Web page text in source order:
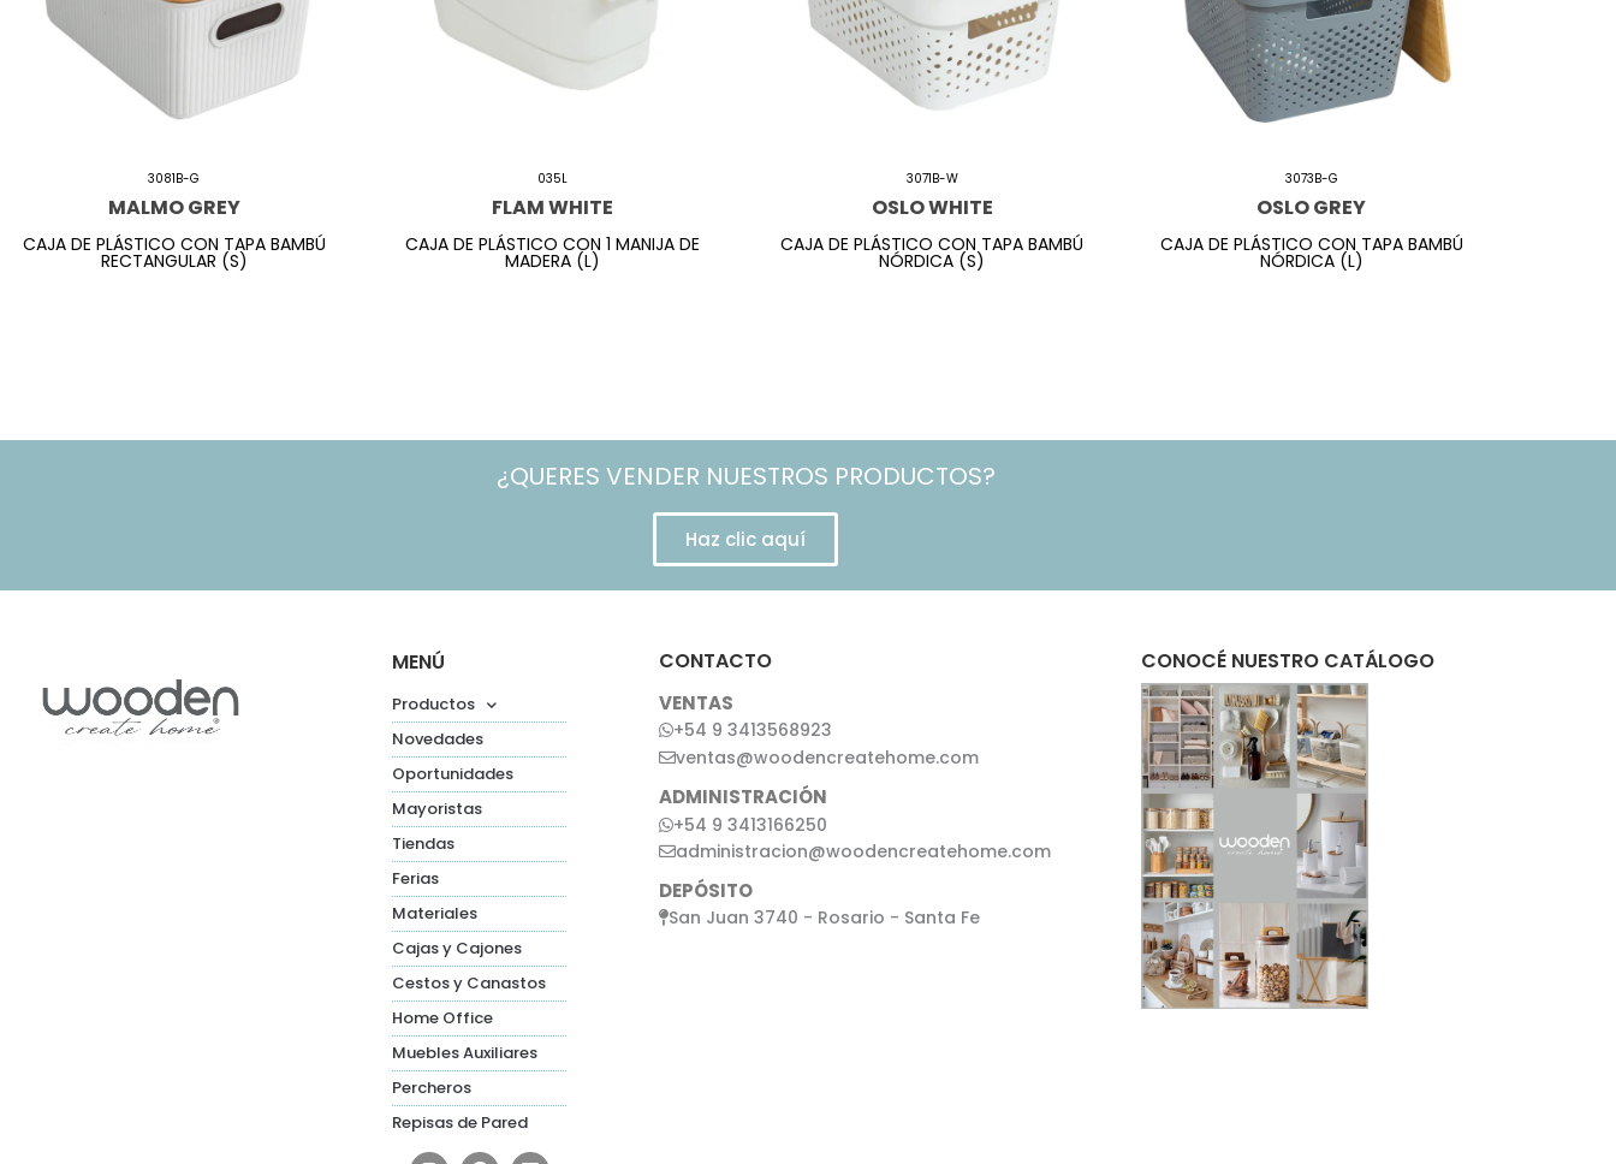
3081B-G
MALMO GREY
CAJA DE PLÁSTICO CON TAPA BAMBÚ
RECTANGULAR (S)
035L
FLAM WHITE
CAJA DE PLÁSTICO CON 1 MANIJA DE
MADERA (L)
3071B-W
OSLO WHITE
CAJA DE PLÁSTICO CON TAPA BAMBÚ
NÓRDICA (S)
3073B-G
OSLO GREY
CAJA DE PLÁSTICO CON TAPA BAMBÚ
NÓRDICA (L)
¿QUERES VENDER NUESTROS PRODUCTOS?
Haz clic aquí
MENÚ
Productos
Novedades
Oportunidades
Mayoristas
Tiendas
Ferias
Materiales
Cajas y Cajones
Cestos y Canastos
Home Office
Muebles Auxiliares
Percheros
Repisas de Pared
CONTACTO
VENTAS
+54 9 3413568923
ventas@woodencreatehome.com
ADMINISTRACIÓN
+54 9 3413166250
administracion@woodencreatehome.com
DEPÓSITO
San Juan 3740 - Rosario - Santa Fe
CONOCÉ NUESTRO CATÁLOGO